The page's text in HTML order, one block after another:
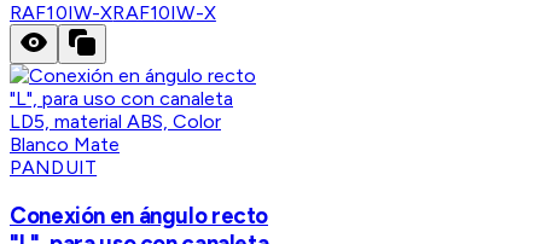
RAF10IW-XRAF10IW-X
PANDUIT
Conexión en ángulo recto